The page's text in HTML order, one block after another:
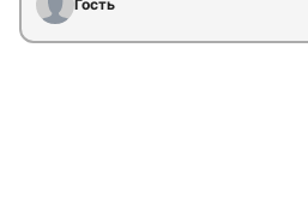
Гость